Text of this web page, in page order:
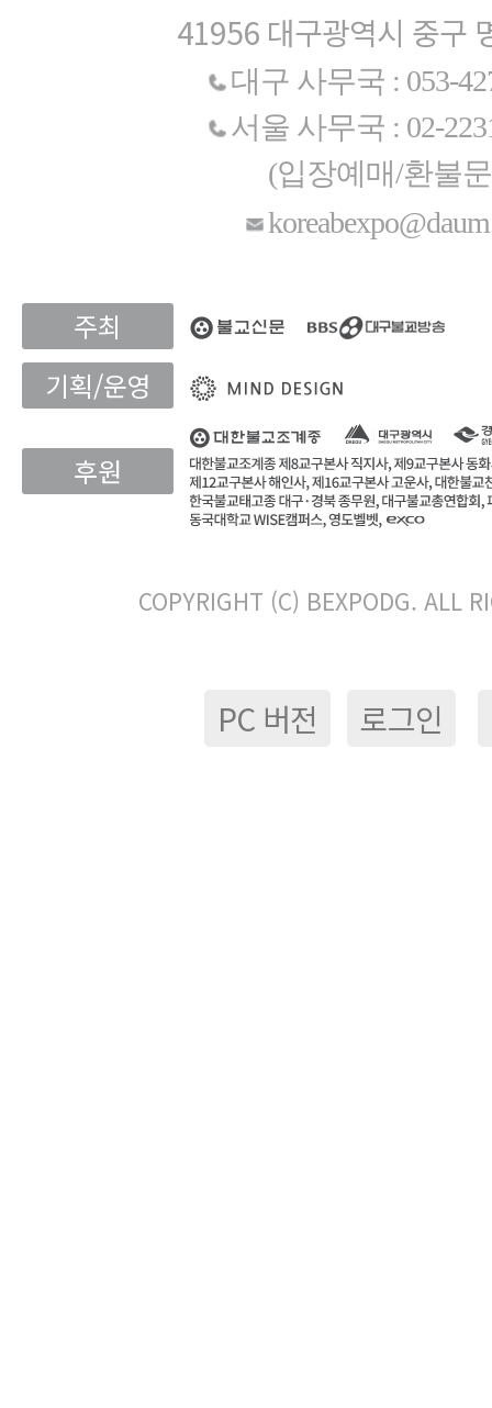
41956 대구광역시 중구
대구 사무국 : 053-
서울 사무국 : 02-
(입장예매/환불
주최
기획/운영
후원
COPYRIGHT (C) BEXPODG. ALL
PC 버전 로그인